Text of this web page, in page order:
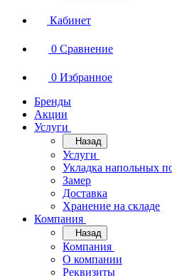
Кабинет
0 Сравнение
0 Избранное
Бренды
Акции
Услуги
Назад
Услуги
Укладка напольных
Замер
Доставка
Хранение на складе
Компания
Назад
Компания
О компании
Реквизиты